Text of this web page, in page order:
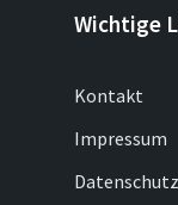
Wichtige
Kontakt
Impressum